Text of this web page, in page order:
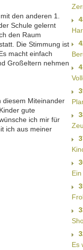
den anderen 1.
Schule gelernt
den Raum
Die Stimmung ist
macht einfach
Großeltern nehmen
diesem Miteinander
gute
ich mir für
ich aus meiner
Es